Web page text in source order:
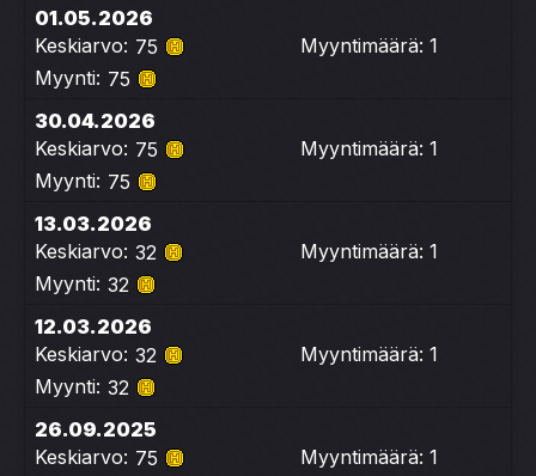
01.05.2026
Keskiarvo: 75
Myyntimäärä: 1
Myynti: 75
30.04.2026
Keskiarvo: 75
Myyntimäärä: 1
Myynti: 75
13.03.2026
Keskiarvo: 32
Myyntimäärä: 1
Myynti: 32
12.03.2026
Keskiarvo: 32
Myyntimäärä: 1
Myynti: 32
26.09.2025
Keskiarvo: 75
Myyntimäärä: 1